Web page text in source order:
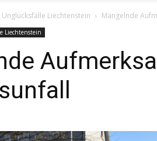
Unglücksfälle Liechtenstein Mangelnde
Liechtenstein